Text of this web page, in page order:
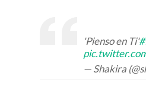
'Pienso en Ti'
— Shakira